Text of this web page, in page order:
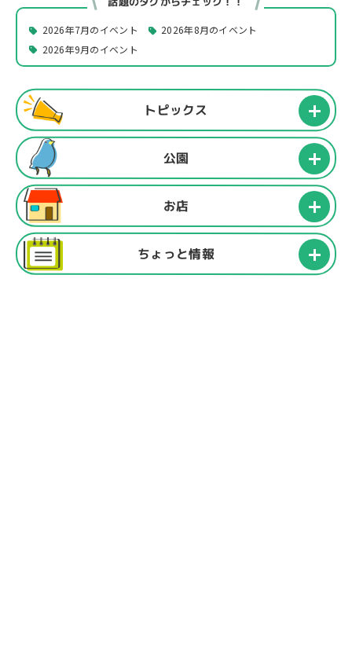
2026年7月のイベント
2026年8月のイベント
2026年9月のイベント
トピックス
公園
お店
ちょっと情報